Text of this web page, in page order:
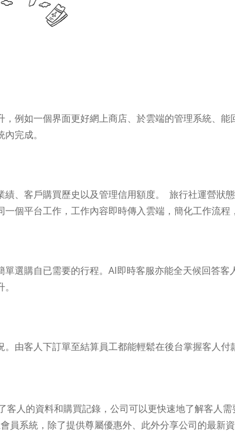
例如一個界面更好網上商店、於雲端的管理系統、
完成。
、客戶購買歷史以及管理信用額度。 旅行社運營狀
個平台工作，工作內容即時傳入雲端，簡化工作流程
選購自已需要的行程。AI即時客服亦能全天候回答客
由客人下訂單至結算員工都能輕鬆在後台掌握客人付
客人的資料和購買記錄，公司可以更快速地了解客人
員系統，除了提供尊屬優惠外、此外分享公司的最新